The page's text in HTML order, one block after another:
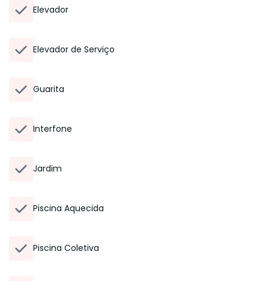
Elevador
Elevador de Serviço
Guarita
Interfone
Jardim
Piscina Aquecida
Piscina Coletiva